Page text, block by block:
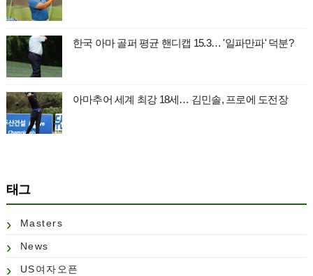
한국 아마 골퍼 평균 핸디캡 15.3… '일파만파' 덕분?
아마추어 세계 최강 18세… 김민솔, 프로에 도전장
태그
Masters
News
US여자오픈